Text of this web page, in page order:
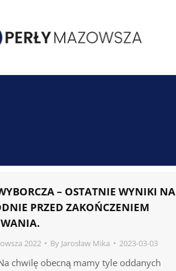
– OSTATNIE WYNIKI NA
PRZED ZAKOŃCZENIEM
2022 By Jarosław Mika 2023-03-03
chwilę obecną mamy tyle oddanych